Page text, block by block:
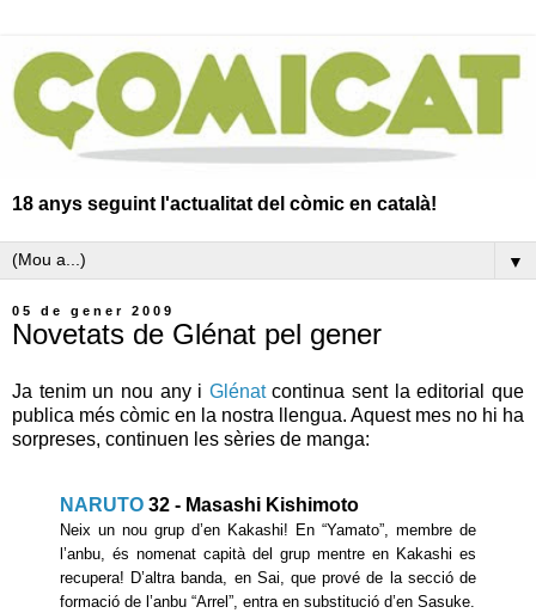
18 anys seguint l'actualitat del còmic en català!
▼
05 de gener 2009
Novetats de Glénat pel gener
Ja tenim un nou any i Glénatcontinua sent la editorial que
publica més còmic en la nostra llengua. Aquest mes no hi ha
sorpreses, continuen les sèries de manga:
NARUTO 32 - Masashi Kishimoto
Neix un nou grup d’en Kakashi! En “Yamato”, membre de
l’anbu, és nomenat capità del grup mentre en Kakashi es
recupera! D’altra banda, en Sai, que prové de la secció de
formació de l’anbu “Arrel”, entra en substitució d’en Sasuke.